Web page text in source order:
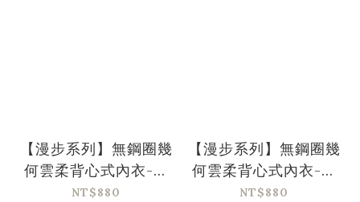
【漫步系列】無鋼圈幾
何雲柔背心式內衣-黑
色(32/70-40/90、
NT$880
【漫步系列】無鋼圈幾
何雲柔背心式內衣-奶
油色(32/70-40/90、
NT$880